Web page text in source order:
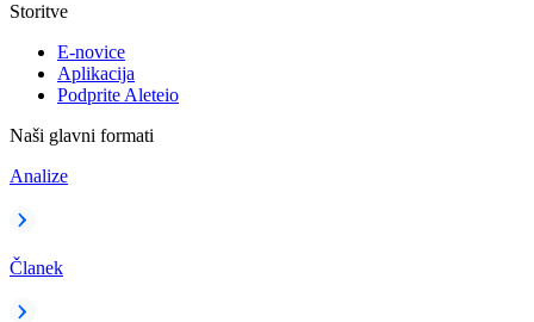
Storitve
E-novice
Aplikacija
Podprite Aleteio
Naši glavni formati
Analize
Članek